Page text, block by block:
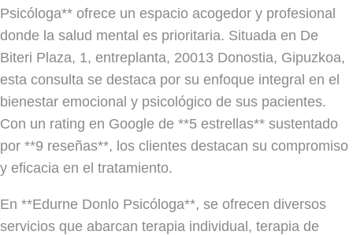
Psicóloga** ofrece un espacio acogedor y profesional
donde la salud mental es prioritaria. Situada en De
Biteri Plaza, 1, entreplanta, 20013 Donostia, Gipuzkoa,
esta consulta se destaca por su enfoque integral en el
bienestar emocional y psicológico de sus pacientes.
Con un rating en Google de **5 estrellas** sustentado
por **9 reseñas**, los clientes destacan su compromiso
y eficacia en el tratamiento.
En **Edurne Donlo Psicóloga**, se ofrecen diversos
servicios que abarcan terapia individual, terapia de